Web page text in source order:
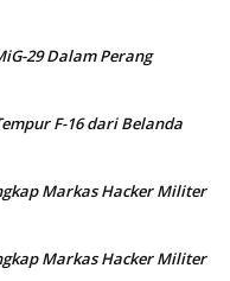
29 Dalam Perang
F-16 dari Belanda
Markas Hacker Militer
Markas Hacker Militer